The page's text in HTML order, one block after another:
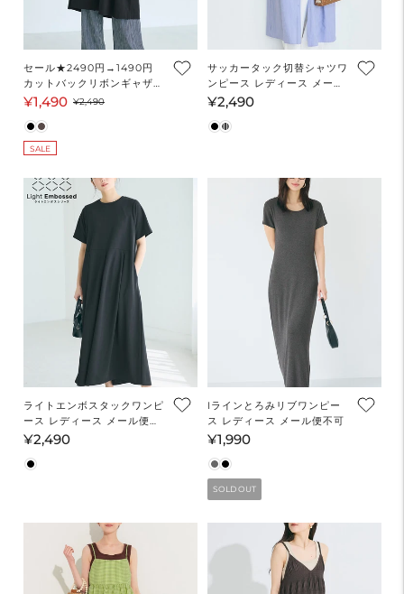
セール★2490円→1490円
カットバックリボンギャザー
ワンピース レディース メー
¥1,490 セ
通
¥2,490
SALE
サッカータック切替シャツワ
ンピース レディース メール
便不可
通
常
¥2,490
ライトエンボスタックワンピ
ース レディース メール便不
可
通
常
¥2,490
Iラインとろみリブワンピー
ス レディース メール便不可
通
常
価
格
¥1,990
SOLD OUT